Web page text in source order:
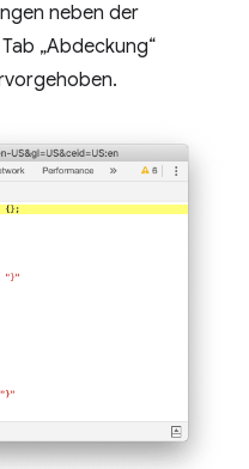
neben der
„Abdeckung“